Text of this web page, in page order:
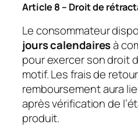
Article 8 – Droit de
Le consommateur
jours calendairesà
pour exercer son droit
motif. Les frais de
remboursement aura
après vérification de
produit.